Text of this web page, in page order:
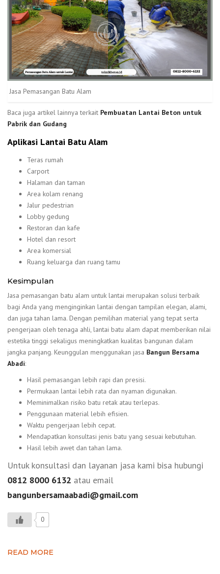
Jasa Pemasangan Batu Alam
Baca juga artikel lainnya terkait Pembuatan Lantai Beton untuk
Pabrik dan Gudang
Aplikasi Lantai Batu Alam
Teras rumah
Carport
Halaman dan taman
Area kolam renang
Jalur pedestrian
Lobby gedung
Restoran dan kafe
Hotel dan resort
Area komersial
Ruang keluarga dan ruang tamu
Kesimpulan
Jasa pemasangan batu alam untuk lantai merupakan solusi terbaik
bagi Anda yang menginginkan lantai dengan tampilan elegan, alami,
dan juga tahan lama. Dengan pemilihan material yang tepat serta
pengerjaan oleh tenaga ahli, lantai batu alam dapat memberikan nilai
estetika tinggi sekaligus meningkatkan kualitas bangunan dalam
jangka panjang. Keunggulan menggunakan jasa Bangun Bersama
Abadi:
Hasil pemasangan lebih rapi dan presisi.
Permukaan lantai lebih rata dan nyaman digunakan.
Meminimalkan risiko batu retak atau terlepas.
Penggunaan material lebih efisien.
Waktu pengerjaan lebih cepat.
Mendapatkan konsultasi jenis batu yang sesuai kebutuhan.
Hasil lebih awet dan tahan lama.
Untuk konsultasi dan layanan jasa kami bisa hubungi
0812 8000 6132 atau email
bangunbersamaabadi@gmail.com
0
READ MORE